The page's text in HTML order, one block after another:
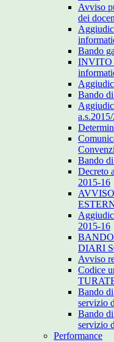
Avviso
dei
Bando
INVITO
Bando
Bando
Decreto
2015-16
2015-16
DIARI
Avviso
Codice
Bando
servizio
Bando
servizio
Performance